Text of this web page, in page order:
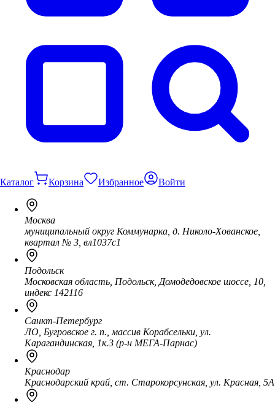
Каталог Корзина Избранное Войти
Москва
муниципальный округ Коммунарка, д. Николо-Хованское,
квартал № 3, вл1037с1
Подольск
Московская область, Подольск, Домодедовское шоссе, 10,
индекс 142116
Санкт-Петербург
ЛО, Бугровское г. п., массив Корабсельки, ул.
Карагандинская, 1к.3 (р-н МЕГА-Парнас)
Краснодар
Краснодарский край, ст. Старокорсунская, ул. Красная, 5А